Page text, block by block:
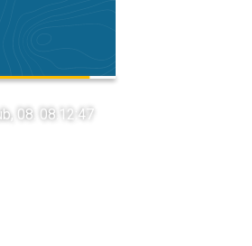
08. 08. 12:47